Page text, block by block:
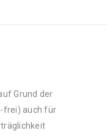
Grund der
frei) auch für